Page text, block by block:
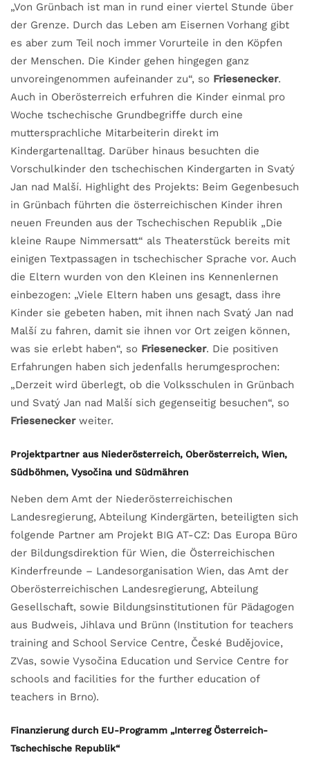
„Von Grünbach ist man in rund einer viertel Stunde über
der Grenze. Durch das Leben am Eisernen Vorhang gibt
es aber zum Teil noch immer Vorurteile in den Köpfen
der Menschen. Die Kinder gehen hingegen ganz
unvoreingenommen aufeinander zu“, so Friesenecker.
Auch in Oberösterreich erfuhren die Kinder einmal pro
Woche tschechische Grundbegriffe durch eine
muttersprachliche Mitarbeiterin direkt im
Kindergartenalltag. Darüber hinaus besuchten die
Vorschulkinder den tschechischen Kindergarten in Svatý
Jan nad Malší. Highlight des Projekts: Beim Gegenbesuch
in Grünbach führten die österreichischen Kinder ihren
neuen Freunden aus der Tschechischen Republik „Die
kleine Raupe Nimmersatt“ als Theaterstück bereits mit
einigen Textpassagen in tschechischer Sprache vor. Auch
die Eltern wurden von den Kleinen ins Kennenlernen
einbezogen: „Viele Eltern haben uns gesagt, dass ihre
Kinder sie gebeten haben, mit ihnen nach Svatý Jan nad
Malší zu fahren, damit sie ihnen vor Ort zeigen können,
was sie erlebt haben“, so Friesenecker. Die positiven
Erfahrungen haben sich jedenfalls herumgesprochen:
„Derzeit wird überlegt, ob die Volksschulen in Grünbach
und Svatý Jan nad Malší sich gegenseitig besuchen“, so
Frieseneckerweiter.
Projektpartner aus Niederösterreich, Oberösterreich, Wien,
Südböhmen, Vysočina und Südmähren
Neben dem Amt der Niederösterreichischen
Landesregierung, Abteilung Kindergärten, beteiligten sich
folgende Partner am Projekt BIG AT-CZ: Das Europa Büro
der Bildungsdirektion für Wien, die Österreichischen
Kinderfreunde – Landesorganisation Wien, das Amt der
Oberösterreichischen Landesregierung, Abteilung
Gesellschaft, sowie Bildungsinstitutionen für Pädagogen
aus Budweis, Jihlava und Brünn (Institution for teachers
training and School Service Centre, České Budějovice,
ZVas, sowie Vysočina Education und Service Centre for
schools and facilities for the further education of
teachers in Brno).
Finanzierung durch EU-Programm „Interreg Österreich-
Tschechische Republik“